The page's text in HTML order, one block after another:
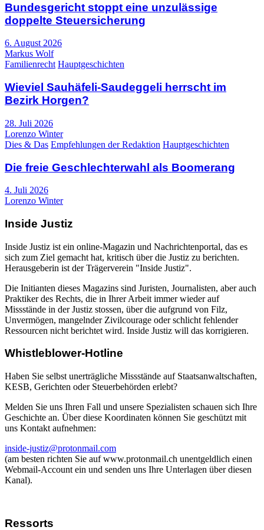
Bundesgericht stoppt eine unzulässige
doppelte Steuersicherung
6. August 2026
Markus Wolf
Familienrecht Hauptgeschichten
Wieviel Sauhäfeli-Saudeggeli herrscht im
Bezirk Horgen?
28. Juli 2026
Lorenzo Winter
Dies & Das Empfehlungen der Redaktion Hauptgeschichten
Die freie Geschlechterwahl als Boomerang
4. Juli 2026
Lorenzo Winter
Inside Justiz
Inside Justiz ist ein online-Magazin und Nachrichtenportal, das es
sich zum Ziel gemacht hat, kritisch über die Justiz zu berichten.
Herausgeberin ist der Trägerverein "Inside Justiz".
Die Initianten dieses Magazins sind Juristen, Journalisten, aber auch
Praktiker des Rechts, die in Ihrer Arbeit immer wieder auf
Missstände in der Justiz stossen, über die aufgrund von Filz,
Unvermögen, mangelnder Zivilcourage oder schlicht fehlender
Ressourcen nicht berichtet wird. Inside Justiz will das korrigieren.
Whistleblower-Hotline
Haben Sie selbst unerträgliche Missstände auf Staatsanwaltschaften,
KESB, Gerichten oder Steuerbehörden erlebt?
Melden Sie uns Ihren Fall und unsere Spezialisten schauen sich Ihre
Geschichte an. Über diese Koordinaten können Sie geschützt mit
uns Kontakt aufnehmen:
inside-justiz@protonmail.com
(am besten richten Sie auf www.protonmail.ch unentgeldlich einen
Webmail-Account ein und senden uns Ihre Unterlagen über diesen
Kanal).
Ressorts